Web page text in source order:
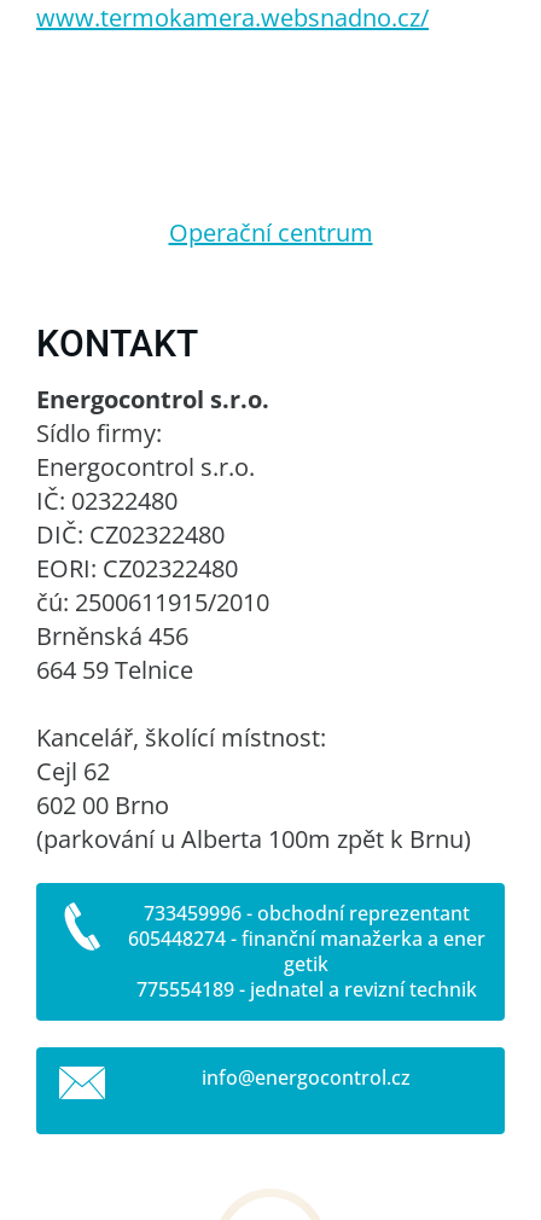
www.termokamera.websnadno.cz/
Operační centrum
KONTAKT
Energocontrol s.r.o.
Sídlo firmy:
Energocontrol s.r.o.
IČ: 02322480
DIČ: CZ02322480
EORI: CZ02322480
čú: 2500611915/2010
Brněnská 456
664 59 Telnice
Kancelář, školící místnost:
Cejl 62
602 00 Brno
(parkování u Alberta 100m zpět k Brnu)
733459996 - obchodní reprezentant
605448274 - finanční manažerka a ener
getik
775554189 - jednatel a revizní technik
info@energocontrol.cz